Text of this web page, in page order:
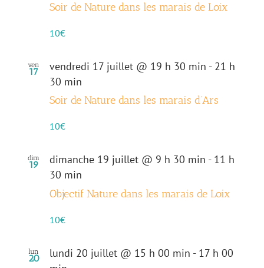
Soir de Nature dans les marais de Loix
10€
ven
17 vendredi 17 juillet @ 19 h 30 min - 21 h
30 min
Soir de Nature dans les marais d’Ars
10€
dim
19 dimanche 19 juillet @ 9 h 30 min - 11 h
30 min
Objectif Nature dans les marais de Loix
10€
lun
20 lundi 20 juillet @ 15 h 00 min - 17 h 00